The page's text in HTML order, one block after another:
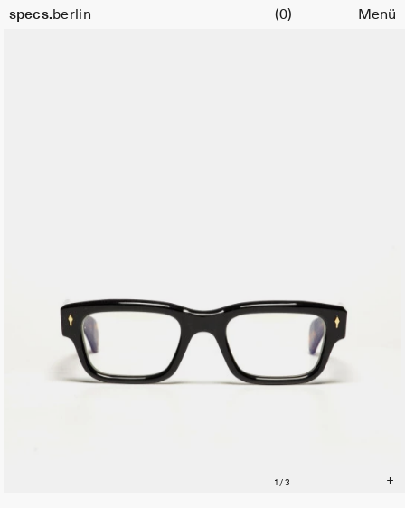
specs.berlin
Warenkorb (0) Menü